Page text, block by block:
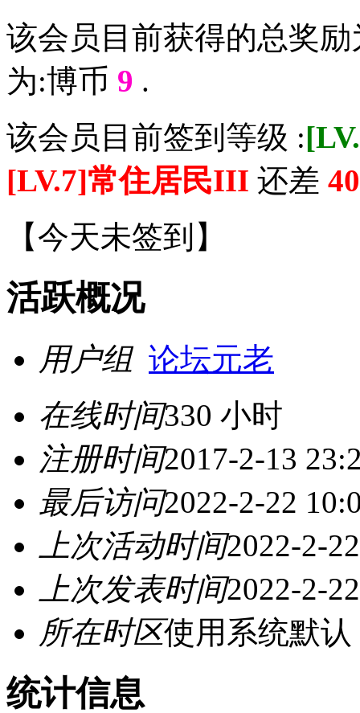
该会员目前获得的总奖
为:博币 9 .
该会员目前签到等级 :
[LV.7]常住居民III 还差 40
【今天未签到 】
活跃概况
用户组 论坛元老
在线时间330 小时
注册时间2017-2-13
最后访问2022-2-22
上次活动时间2022-2-
上次发表时间2022-2-
所在时区使用系统默认
统计信息